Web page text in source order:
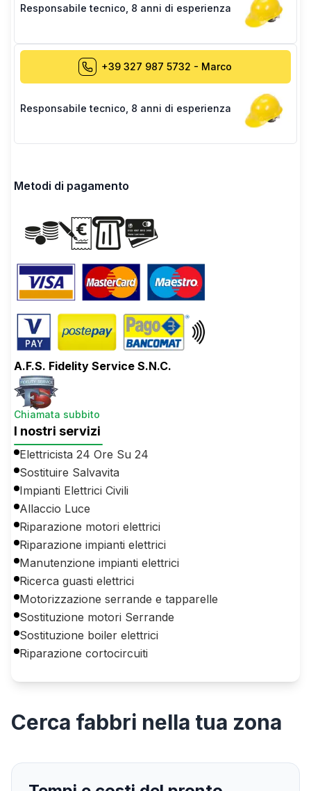
Responsabile tecnico 8 anni di esperienza
+39 327 987 5732 - Marco
Responsabile tecnico 8 anni di esperienza
Metodi di pagamento
A.F.S. Fidelity Service S.N.C.
Chiamata subbito
I nostri servizi
Elettricista 24 Ore Su 24
Sostituire Salvavita
Impianti Elettrici Civili
Allaccio Luce
Riparazione motori elettrici
Riparazione impianti elettrici
Manutenzione impianti elettrici
Ricerca guasti elettrici
Motorizzazione serrande e tapparelle
Sostituzione motori Serrande
Sostituzione boiler elettrici
Riparazione cortocircuiti
Cerca fabbri nella tua zona